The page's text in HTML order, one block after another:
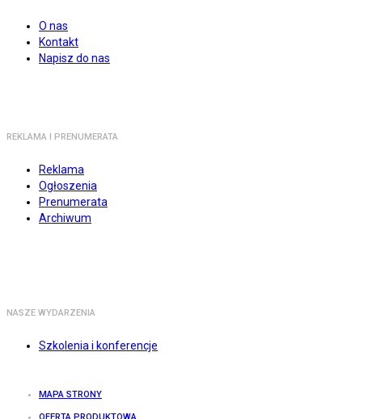
O nas
Kontakt
Napisz do nas
REKLAMA I PRENUMERATA
Reklama
Ogłoszenia
Prenumerata
Archiwum
NASZE WYDARZENIA
Szkolenia i konferencje
MAPA STRONY